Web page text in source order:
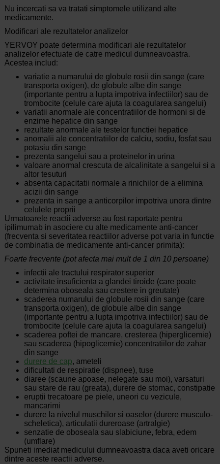
Nu incercati sa va tratati simptomele utilizand alte
medicamente.
Modificari ale rezultatelor analizelor
YERVOY poate determina modificari ale rezultatelor
analizelor efectuate de catre medicul dumneavoastra.
Acestea includ:
variatie a numarului de globule rosii din sange (care
transporta oxigen), de globule albe din sange
(importante pentru a lupta impotriva infectiilor) sau de
trombocite (celule care ajuta la coagularea sangelui)
variatii anormale ale concentratiilor de hormoni si de
enzime hepatice din sange
rezultate anormale ale testelor functiei hepatice
anomalii ale concentratiilor de calciu, sodiu, fosfat sau
potasiu din sange
prezenta sangelui sau a proteinelor in urina
valoare anormal crescuta de alcalinitate a sangelui si a
altor tesuturi
absenta capacitatii normale a rinichilor de a elimina
acizii din sange
prezenta in sange a anticorpilor impotriva unora dintre
celulele proprii
Urmatoarele reactii adverse au fost raportate pentru
ipilimumab in asociere cu alte medicamente anti-cancer
(frecventa si severitatea reactiilor adverse pot varia in functie
de combinatia de medicamente anti-cancer primita):
Foarte frecvente (pot afecta mai mult de 1 din 10 persoane)
infectii ale tractului respirator superior
activitate insuficienta a glandei tiroide (care poate
determina oboseala sau crestere in greutate)
scaderea numarului de globule rosii din sange (care
transporta oxigen), de globule albe din sange
(importante pentru a lupta impotriva infectiilor) sau de
trombocite (celule care ajuta la coagularea sangelui)
scaderea poftei de mancare, cresterea (hiperglicemie)
sau scaderea (hipoglicemie) concentratiilor de zahar
din sange
durere de cap, ameteli
dificultati de respiratie (dispnee), tuse
diaree (scaune apoase, nelegate sau moi), varsaturi
sau stare de rau (greata), durere de stomac, constipatie
eruptii trecatoare pe piele, uneori cu vezicule,
mancarimi
durere la nivelul muschilor si oaselor (durere musculo-
scheletica), articulatii dureroase (artralgie)
senzatie de oboseala sau slabiciune, febra, edem
(umflare)
Spuneti imediat medicului dumneavoastra daca aveti oricare
dintre aceste reactii adverse.